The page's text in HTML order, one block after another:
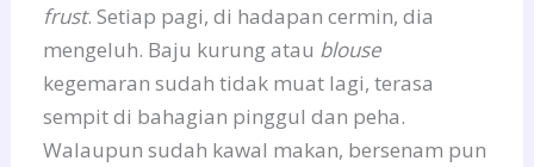
frust. Setiap pagi, di hadapan cermin, dia
mengeluh. Baju kurung atau blouse
kegemaran sudah tidak muat lagi, terasa
sempit di bahagian pinggul dan peha.
Walaupun sudah kawal makan, bersenam pun